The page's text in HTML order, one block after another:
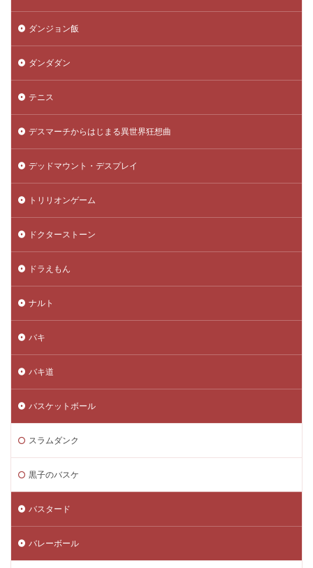
ダンジョン飯
ダンダダン
テニス
デスマーチからはじまる異世界狂想曲
デッドマウント・デスプレイ
トリリオンゲーム
ドクターストーン
ドラえもん
ナルト
バキ
バキ道
バスケットボール
スラムダンク
黒子のバスケ
バスタード
バレーボール